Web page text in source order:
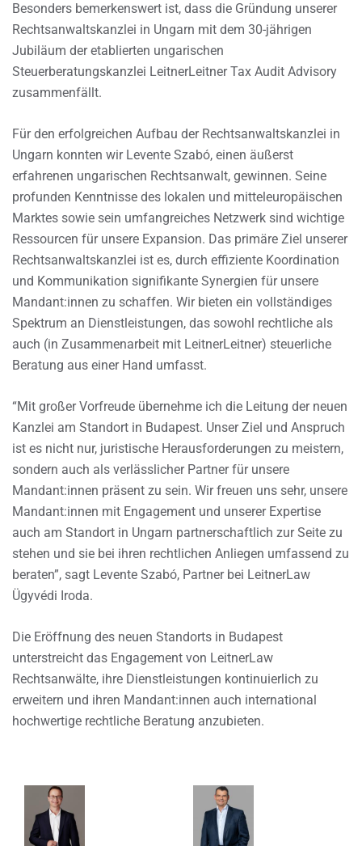
Besonders bemerkenswert ist, dass die Gründung unserer
Rechtsanwaltskanzlei in Ungarn mit dem 30-jährigen
Jubiläum der etablierten ungarischen
Steuerberatungskanzlei LeitnerLeitner Tax Audit Advisory
zusammenfällt.
Für den erfolgreichen Aufbau der Rechtsanwaltskanzlei in
Ungarn konnten wir Levente Szabó, einen äußerst
erfahrenen ungarischen Rechtsanwalt, gewinnen. Seine
profunden Kenntnisse des lokalen und mitteleuropäischen
Marktes sowie sein umfangreiches Netzwerk sind wichtige
Ressourcen für unsere Expansion. Das primäre Ziel unserer
Rechtsanwaltskanzlei ist es, durch effiziente Koordination
und Kommunikation signifikante Synergien für unsere
Mandant:innen zu schaffen. Wir bieten ein vollständiges
Spektrum an Dienstleistungen, das sowohl rechtliche als
auch (in Zusammenarbeit mit LeitnerLeitner) steuerliche
Beratung aus einer Hand umfasst.
“Mit großer Vorfreude übernehme ich die Leitung der neuen
Kanzlei am Standort in Budapest. Unser Ziel und Anspruch
ist es nicht nur, juristische Herausforderungen zu meistern,
sondern auch als verlässlicher Partner für unsere
Mandant:innen präsent zu sein. Wir freuen uns sehr, unsere
Mandant:innen mit Engagement und unserer Expertise
auch am Standort in Ungarn partnerschaftlich zur Seite zu
stehen und sie bei ihren rechtlichen Anliegen umfassend zu
beraten”, sagt Levente Szabó, Partner bei LeitnerLaw
Ügyvédi Iroda.
Die Eröffnung des neuen Standorts in Budapest
unterstreicht das Engagement von LeitnerLaw
Rechtsanwälte, ihre Dienstleistungen kontinuierlich zu
erweitern und ihren Mandant:innen auch international
hochwertige rechtliche Beratung anzubieten.